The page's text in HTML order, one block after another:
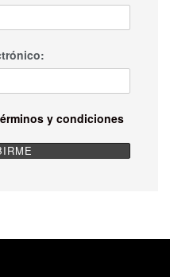
y condiciones